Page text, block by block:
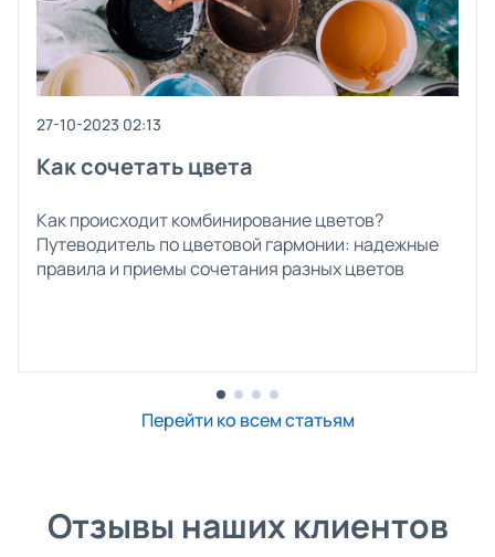
27-10-2023 02:13
Как сочетать цвета
Как происходит комбинирование цветов?
Путеводитель по цветовой гармонии: надежные
правила и приемы сочетания разных цветов
Перейти ко всем статьям
Отзывы наших клиентов